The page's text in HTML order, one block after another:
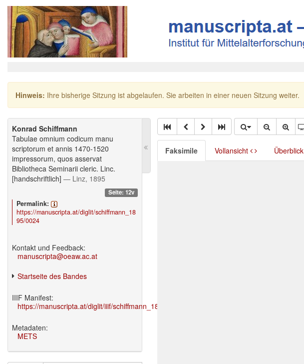
Hinweis: Ihre bisherige Sitzung ist abgelaufen. Sie arbeiten in einer neuen Sitzung weiter.
Konrad Schiffmann
Tabulae omnium codicum manu
scriptorum et annis 1470-1520
impressorum, quos asservat
Bibliotheca Seminarii cleric. Linc.
[handschriftlich] — Linz, 1895
Seite: 12v
Permalink:
https://manuscripta.at/diglit/schiffmann_18
95/0024
Kontakt und Feedback:
manuscripta@oeaw.ac.at
Startseite des Bandes
IIIF Manifest:
https://manuscripta.at/diglit/iiif/schiffmann_1895/manifest.json
Metadaten:
METS
Faksimile Vollansicht Überblick